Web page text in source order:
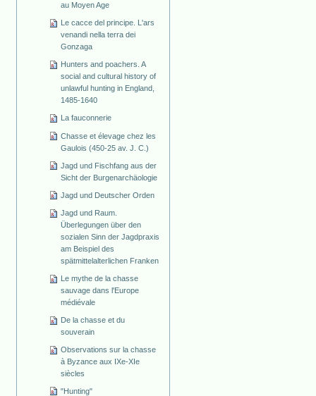
au Moyen Age
Le cacce del principe. L'ars
venandi nella terra dei
Gonzaga
Hunters and poachers. A
social and cultural history of
unlawful hunting in England,
1485-1640
La fauconnerie
Chasse et élevage chez les
Gaulois (450-25 av. J. C.)
Jagd und Fischfang aus der
Sicht der Burgenarchäologie
Jagd und Deutscher Orden
Jagd und Raum.
Überlegungen über den
sozialen Sinn der Jagdpraxis
am Beispiel des
spätmittelalterlichen Franken
Le mythe de la chasse
sauvage dans l'Europe
médiévale
De la chasse et du
souverain
Observations sur la chasse
à Byzance aux IXe-XIe
siècles
"Hunting"